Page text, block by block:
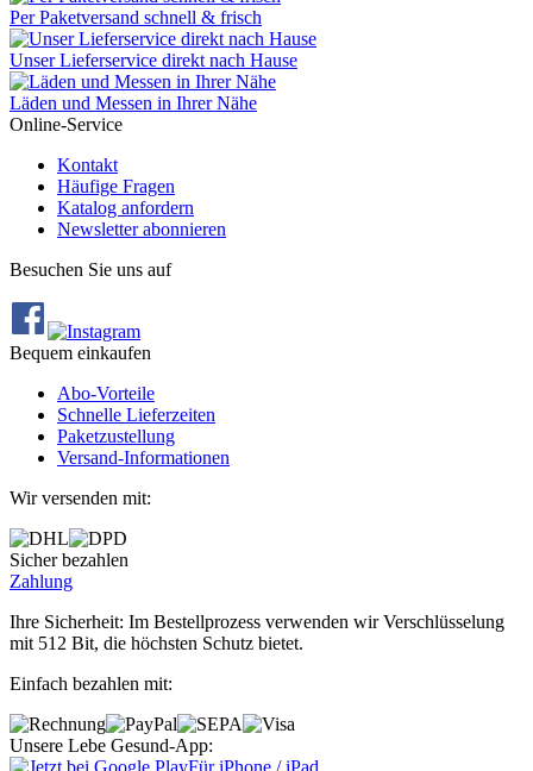
Per Paketversand schnell & frisch
Unser Lieferservice direkt nach Hause
Läden und Messen in Ihrer Nähe
Online-Service
Kontakt
Häufige Fragen
Katalog anfordern
Newsletter abonnieren
Besuchen Sie uns auf
Bequem einkaufen
Abo‐Vorteile
Schnelle Lieferzeiten
Paketzustellung
Versand‐Informationen
Wir versenden mit:
Sicher bezahlen
Zahlung
Ihre Sicherheit: Im Bestellprozess verwenden wir Verschlüsselung
mit 512 Bit, die höchsten Schutz bietet.
Einfach bezahlen mit:
Unsere Lebe Gesund-App: